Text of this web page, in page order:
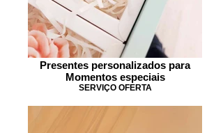
Presentes personalizados para
Momentos especiais
SERVIÇO OFERTA